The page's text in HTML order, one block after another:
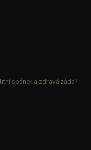
spánek a zdravá záda?